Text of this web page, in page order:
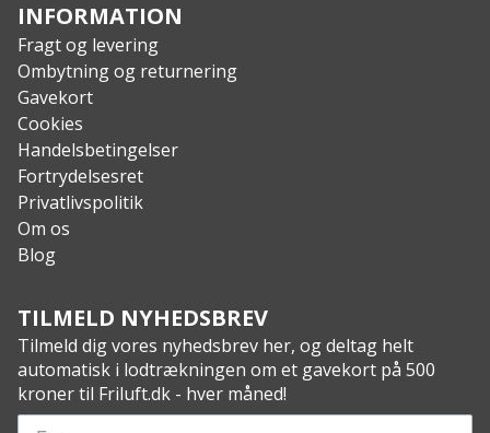
INFORMATION
Fragt og levering
Ombytning og returnering
Gavekort
Cookies
Handelsbetingelser
Fortrydelsesret
Privatlivspolitik
Om os
Blog
TILMELD NYHEDSBREV
Tilmeld dig vores nyhedsbrev her, og deltag helt
automatisk i lodtrækningen om et gavekort på 500
kroner til Friluft.dk - hver måned!